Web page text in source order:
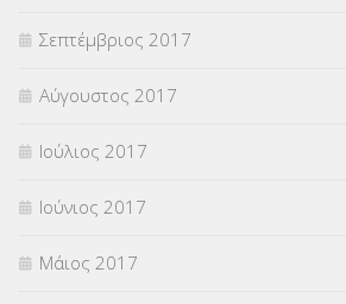
Σεπτέμβριος 2017
Αύγουστος 2017
Ιούλιος 2017
Ιούνιος 2017
Μάιος 2017